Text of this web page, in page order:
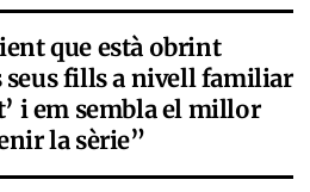
que està obrint
seus fills a nivell familiar
i em sembla el millor
la sèrie”